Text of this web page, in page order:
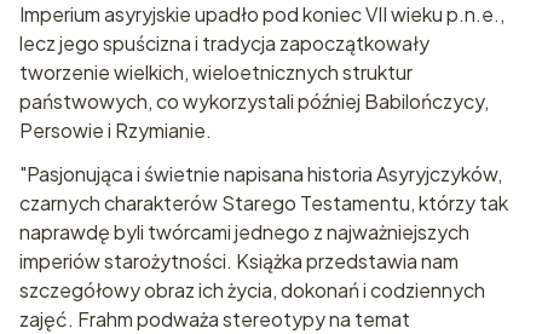
Imperium asyryjskie upadło pod koniec VII wieku p.n.e.,
lecz jego spuścizna i tradycja zapoczątkowały
tworzenie wielkich, wieloetnicznych struktur
państwowych, co wykorzystali później Babilończycy,
Persowie i Rzymianie.
"Pasjonująca i świetnie napisana historia Asyryjczyków,
czarnych charakterów Starego Testamentu, którzy tak
naprawdę byli twórcami jednego z najważniejszych
imperiów starożytności. Książka przedstawia nam
szczegółowy obraz ich życia, dokonań i codziennych
zajęć. Frahm podważa stereotypy na temat